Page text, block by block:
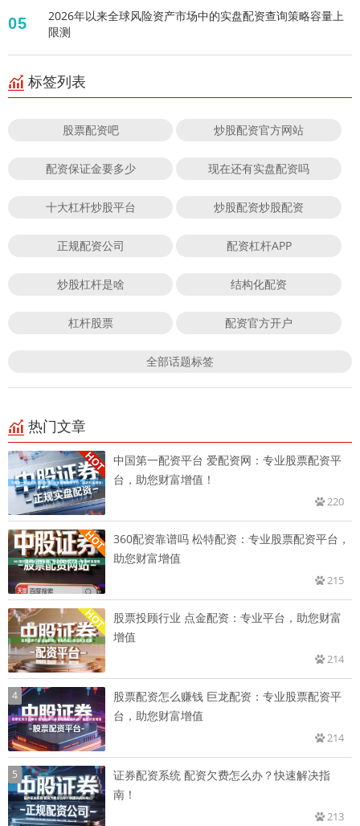
05
2026年以来全球风险资产市场中的实盘配资查询策略容量上
限测
标签列表
股票配资吧 炒股配资官方网站
配资保证金要多少 现在还有实盘配资吗
十大杠杆炒股平台 炒股配资炒股配资
正规配资公司 配资杠杆APP
炒股杠杆是啥 结构化配资
杠杆股票 配资官方开户
全部话题标签
热门文章
中国第一配资平台 爱配资网：专业股票配资平
台，助您财富增值！
220
360配资靠谱吗 松特配资：专业股票配资平台，
助您财富增值
215
股票投顾行业 点金配资：专业平台，助您财富
增值
214
4
股票配资怎么赚钱 巨龙配资：专业股票配资平
台，助您财富增值
214
5
证券配资系统 配资欠费怎么办？快速解决指
南！
213